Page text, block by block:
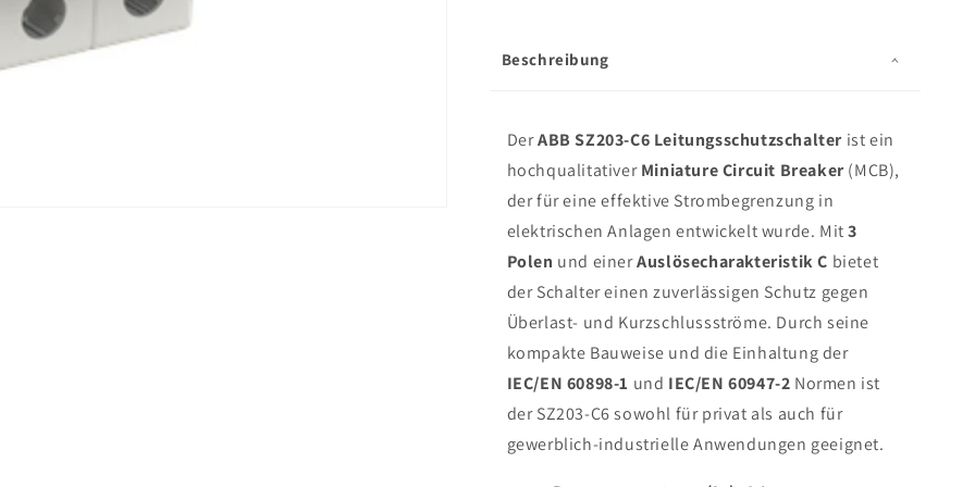
2CDS253025R0064
Beschreibung
DerABB SZ203-C6 Leitungsschutzschalter ist ein
hochqualitativerMiniature Circuit Breaker(MCB),
der für eine effektive Strombegrenzung in
elektrischen Anlagen entwickelt wurde. Mit3
Polen und einerAuslösecharakteristik C bietet
der Schalter einen zuverlässigen Schutz gegen
Überlast- und Kurzschlussströme. Durch seine
kompakte Bauweise und die Einhaltung der
IEC/EN 60898-1 und IEC/EN 60947-2 Normen ist
der SZ203-C6 sowohl für privat als auch für
gewerblich-industrielle Anwendungen geeignet.